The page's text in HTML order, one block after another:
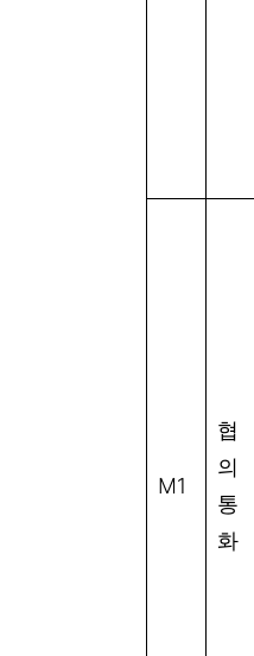
M1
협
의
통
화